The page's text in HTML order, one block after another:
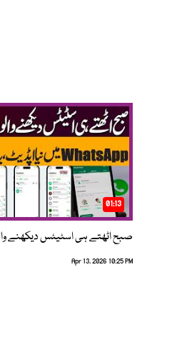
01:13
صبح اٹھتے ہی اسٹیٹس دیکھنے
Apr 13, 2026 10:25 PM